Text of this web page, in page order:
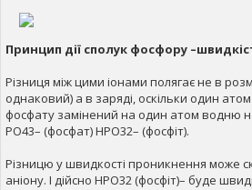
Принцип дії сполук фосфору
Різниця між цими іонами полягає не в
однаковий) а в заряді, оскільки один
фосфату замінений на один атом водню
РО43– (фосфат) HPO32– (фосфіт).
Різницю у швидкості проникнення може
аніону. І дійсно HPO32 (фосфіт)– буде